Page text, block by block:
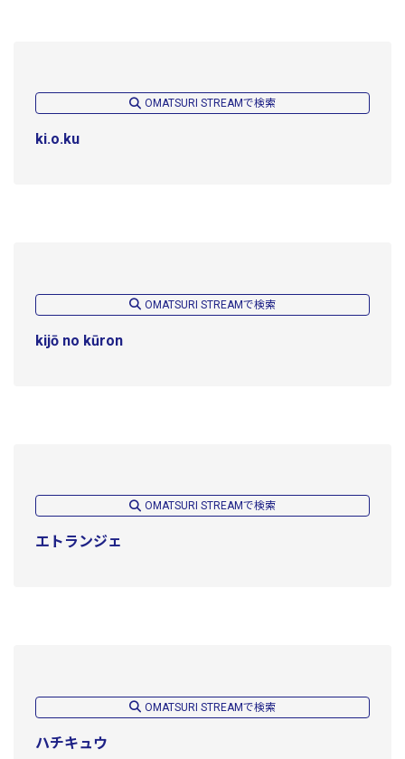
OMATSURI STREAMで検索
ki.o.ku
OMATSURI STREAMで検索
kijō no kūron
OMATSURI STREAMで検索
エトランジェ
OMATSURI STREAMで検索
ハチキュウ